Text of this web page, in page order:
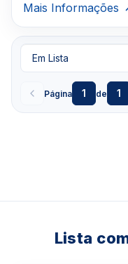
Mais Informações
Página 1 de 1
Lista